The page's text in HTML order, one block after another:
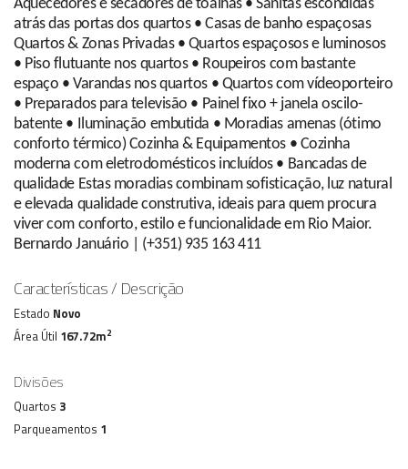
Aquecedores e secadores de toalhas • Sanitas escondidas
atrás das portas dos quartos • Casas de banho espaçosas
Quartos & Zonas Privadas • Quartos espaçosos e luminosos
• Piso flutuante nos quartos • Roupeiros com bastante
espaço • Varandas nos quartos • Quartos com vídeoporteiro
• Preparados para televisão • Painel fixo + janela oscilo-
batente • Iluminação embutida • Moradias amenas (ótimo
conforto térmico) Cozinha & Equipamentos • Cozinha
moderna com eletrodomésticos incluídos • Bancadas de
qualidade Estas moradias combinam sofisticação, luz natural
e elevada qualidade construtiva, ideais para quem procura
viver com conforto, estilo e funcionalidade em Rio Maior.
Bernardo Januário | (+351) 935 163 411
Características / Descrição
Estado Novo
Área Útil 167.72m2
Divisões
Quartos 3
Parqueamentos 1